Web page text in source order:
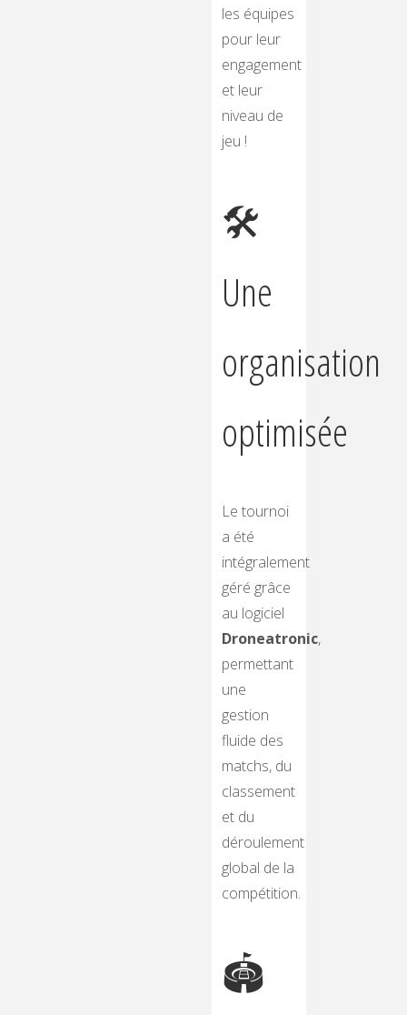
les équipes
pour leur
engagement
et leur
niveau de
jeu !
🛠️
Une
organisation
optimisée
Le tournoi
a été
intégralement
géré grâce
au logiciel
Droneatronic,
permettant
une
gestion
fluide des
matchs, du
classement
et du
déroulement
global de la
compétition.
🏟️